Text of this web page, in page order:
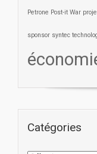
Petrone Post-it War
sponsor syntec
Catégories